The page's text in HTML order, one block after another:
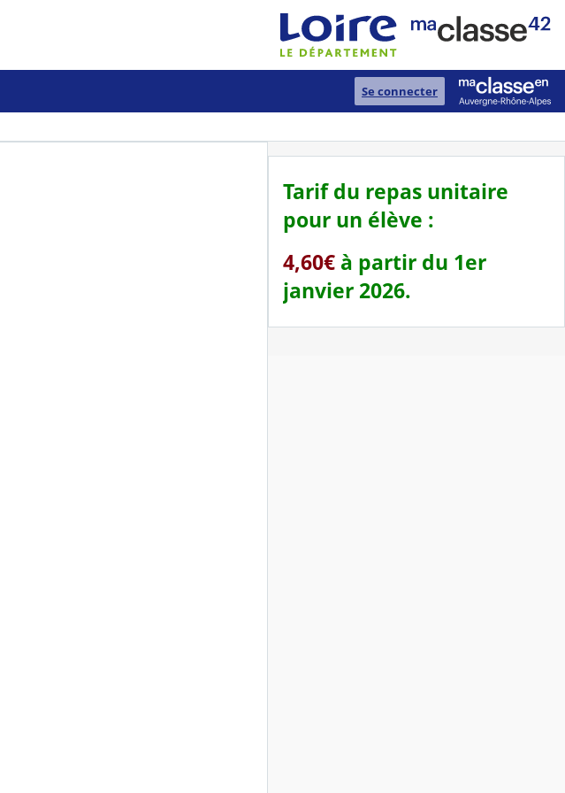
Se connecter
Tarif du repas unitaire
pour un élève :
4,60€ à partir du 1er
janvier 2026.